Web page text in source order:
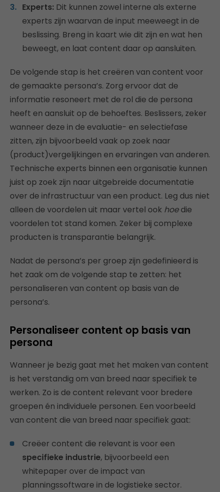
Experts: Dit kunnen zowel interne als externe
experts zijn waarvan de input meeweegt in de
beslissing. Breng in kaart wie dit zijn en wat hen
beweegt, en laat content daar op aansluiten.
De volgende stap is het creëren van content voor
de gemaakte persona’s. Zorg ervoor dat de
informatie resoneert met de rol die de persona
heeft en aansluit op de behoeftes. Beslissers, zeker
wanneer deze in de evaluatie- en selectiefase
zitten, zijn bijvoorbeeld vaak op zoek naar
(product)vergelijkingen en ervaringen van anderen.
Technische experts binnen een organisatie kunnen
juist op zoek zijn naar uitgebreide documentatie
over de infrastructuur van een product. Leg dus niet
alleen de voordelen uit maar vertel ook hoedie
voordelen tot stand komen. Zeker bij complexe
producten is transparantie belangrijk.
Nadat de persona’s per groep zijn gedefinieerd is
het zaak om de volgende stap te zetten: het
personaliseren van content op basis van de
persona’s.
Personaliseer content op basis van
persona
Wanneer je bezig gaat met het maken van content
is het verstandig om van breed naar specifiek te
werken. Zo is de content relevant voor bredere
groepen én individuele personen. Een voorbeeld
van content die van breed naar specifiek gaat:
Creëer content die relevant is voor een
specifieke industrie, bijvoorbeeld een
whitepaper over de impact van
planningssoftware in de logistieke sector.